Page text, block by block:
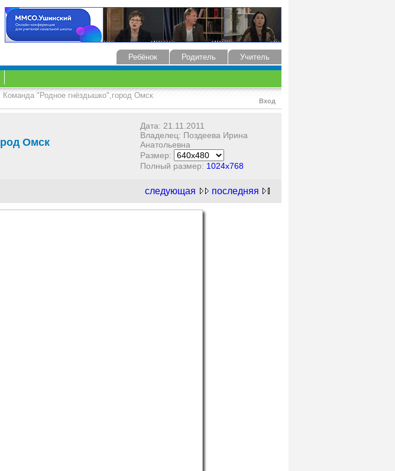
Учитель
Родитель
Ребёнок
Вход
Команда "Родное гнёздышко",город Омск
Омск
Дата: 21.11.2011
Владелец: Поздеева Ирина
Анатольевна
Размер:
Полный размер: 1024x768
следующая последняя